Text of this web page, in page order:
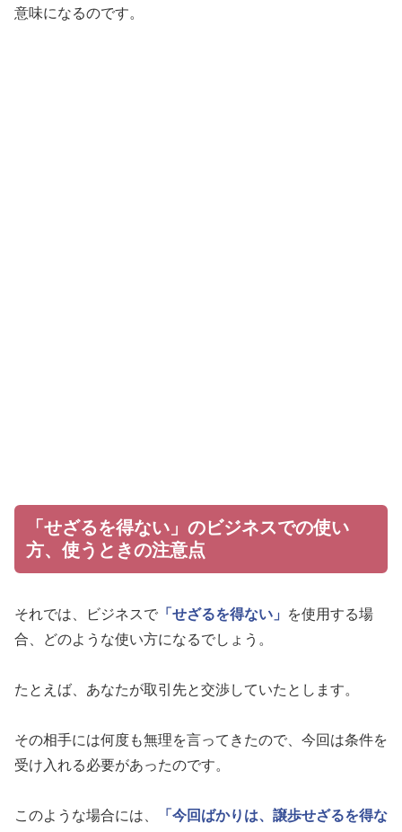
意味になるのです。
「せざるを得ない」のビジネスでの使い
方、使うときの注意点
それでは、ビジネスで 「せざるを得ない」
を使用する場
合、どのような使い方になるでしょう。
たとえば、あなたが取引先と交渉していたとします。
その相手には何度も無理を言ってきたので、今回は条件を
受け入れる必要があったのです。
このような場合には、
「今回ばかりは、譲歩せざるを得な